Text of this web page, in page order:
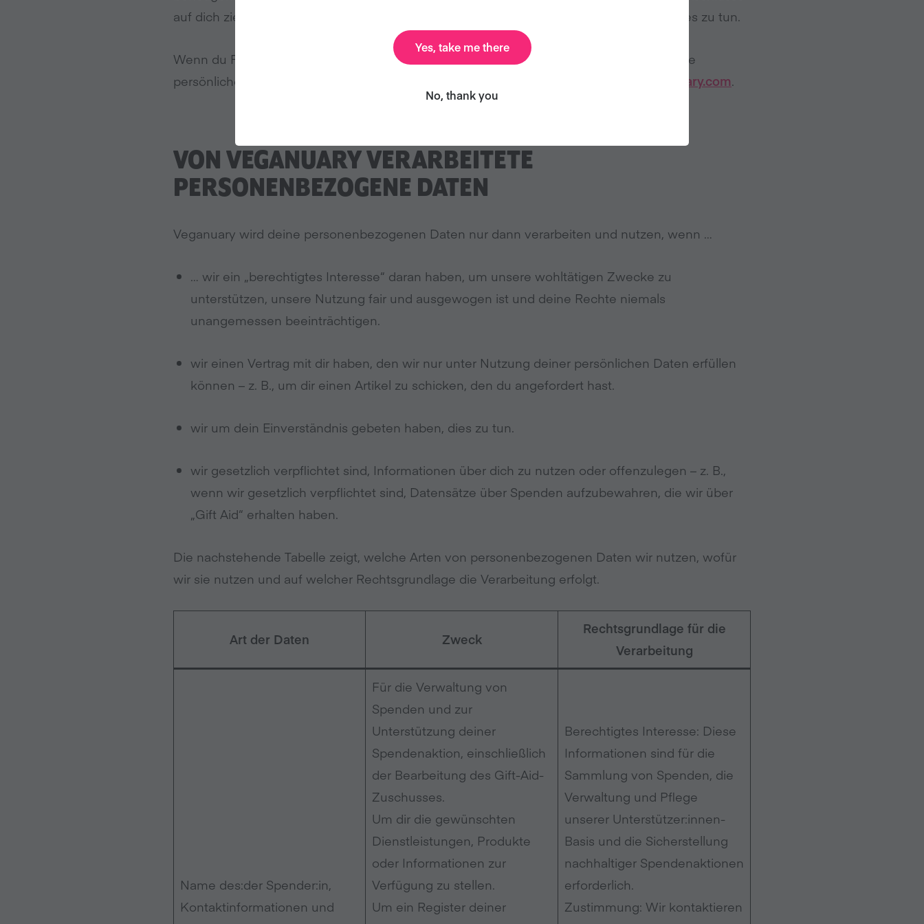
auf dich ziehen, es sei denn, du stimmst dem zu und wir haben einen triftigen Grund, dies zu tun.
Wenn du Fragen hast oder weitere Informationen darüber haben möchtest, wie wir deine
persönlichen Daten speichern oder nutzen, wende dich bitte an uns unter
info@veganuary.com.
VON VEGANUARY VERARBEITETE
PERSONENBEZOGENE DATEN
Veganuary wird deine personenbezogenen Daten nur dann verarbeiten und nutzen, wenn …
… wir ein „berechtigtes Interesse“ daran haben, um unsere wohltätigen Zwecke zu
unterstützen, unsere Nutzung fair und ausgewogen ist und deine Rechte niemals
unangemessen beeinträchtigen.
wir einen Vertrag mit dir haben, den wir nur unter Nutzung deiner persönlichen Daten erfüllen
können – z. B., um dir einen Artikel zu schicken, den du angefordert hast.
wir um dein Einverständnis gebeten haben, dies zu tun.
wir gesetzlich verpflichtet sind, Informationen über dich zu nutzen oder offenzulegen – z. B.,
wenn wir gesetzlich verpflichtet sind, Datensätze über Spenden aufzubewahren, die wir über
„Gift Aid“ erhalten haben.
Die nachstehende Tabelle zeigt, welche Arten von personenbezogenen Daten wir nutzen, wofür
wir sie nutzen und auf welcher Rechtsgrundlage die Verarbeitung erfolgt.
Art der Daten Zweck
Rechtsgrundlage für die
Verarbeitung
Name des:der Spender:in,
Kontaktinformationen und
Für die Verwaltung von
Spenden und zur
Unterstützung deiner
Spendenaktion, einschließlich
der Bearbeitung des Gift-Aid-
Zuschusses.
Um dir die gewünschten
Dienstleistungen, Produkte
oder Informationen zur
Verfügung zu stellen.
Um ein Register deiner
Berechtigtes Interesse: Diese
Informationen sind für die
Sammlung von Spenden, die
Verwaltung und Pflege
unserer Unterstützer:innen-
Basis und die Sicherstellung
nachhaltiger Spendenaktionen
erforderlich.
Zustimmung: Wir kontaktieren
Yes, take me there
No, thank you